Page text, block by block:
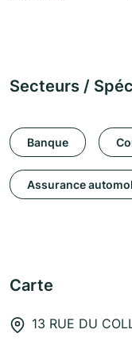
Secteurs /
Banque
Assurance
Carte
13 RUE DU